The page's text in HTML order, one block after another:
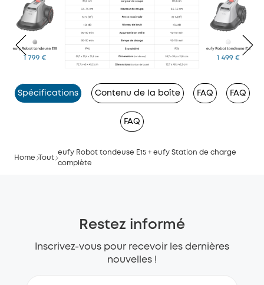
Spécifications Contenu de la boîte FAQ FAQ
FAQ
Home Tout
eufy Robot tondeuse E15 + eufy Station de charge
complète
Restez informé
Inscrivez-vous pour recevoir les dernières
nouvelles !